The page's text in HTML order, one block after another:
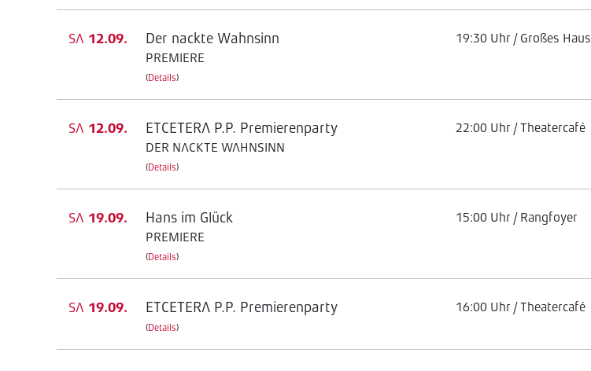
SA 12.09. Der nackte Wahnsinn
PREMIERE
(Details)
19:30 Uhr / Großes Haus
SA 12.09. ETCETERA P.P. Premierenparty
DER NACKTE WAHNSINN
(Details)
22:00 Uhr / Theatercafé
SA 19.09. Hans im Glück
PREMIERE
(Details)
15:00 Uhr / Rangfoyer
SA 19.09. ETCETERA P.P. Premierenparty
(Details)
16:00 Uhr / Theatercafé